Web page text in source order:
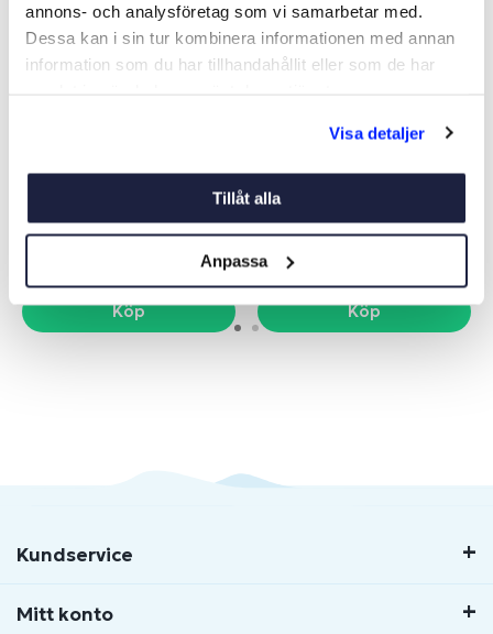
annons- och analysföretag som vi samarbetar med.
Dessa kan i sin tur kombinera informationen med annan
information som du har tillhandahållit eller som de har
Visa detaljer
Tillåt alla
Anpassa
Art nr: 09504
Köp
TORRBOLLEN PRO 2 KG
Art nr: 20266
Köp
Kundservice
Mitt konto